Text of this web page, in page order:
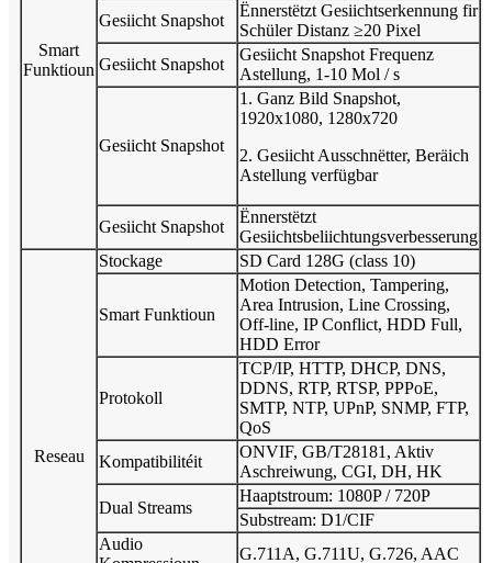
Smart
Funktioun
Gesiicht Snapshot
Ënnerstëtzt Gesiichtserkennung fir
Schüler Distanz ≥20 Pixel
Gesiicht Snapshot
Gesiicht Snapshot Frequenz
Astellung, 1-10 Mol / s
Gesiicht Snapshot
1. Ganz Bild Snapshot,
1920x1080, 1280x720
2. Gesiicht Ausschnëtter, Beräich
Astellung verfügbar
Gesiicht Snapshot
Ënnerstëtzt
Gesiichtsbeliichtungsverbesserung
Reseau
Stockage SD Card 128G (class 10)
Smart Funktioun
Motion Detection, Tampering,
Area Intrusion, Line Crossing,
Off-line, IP Conflict, HDD Full,
HDD Error
Protokoll
TCP/IP, HTTP, DHCP, DNS,
DDNS, RTP, RTSP, PPPoE,
SMTP, NTP, UPnP, SNMP, FTP,
QoS
Kompatibilitéit
ONVIF, GB/T28181, Aktiv
Aschreiwung, CGI, DH, HK
Dual Streams
Haaptstroum: 1080P / 720P
Substream: D1/CIF
Audio
G.711A, G.711U, G.726, AAC